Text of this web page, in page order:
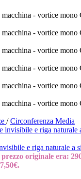
/ Circonferenza Media
e riga naturale a
originale era: